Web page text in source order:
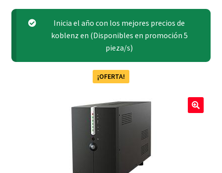
hijo
Carrito
Mi cuenta
Acerca de
Inicia el año con los mejores precios de
koblenz en (Disponibles en promoción 5
pieza/s)
¡OFERTA!